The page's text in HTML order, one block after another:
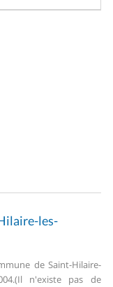
les-
de Saint-Hilaire-
(Il n'existe pas de